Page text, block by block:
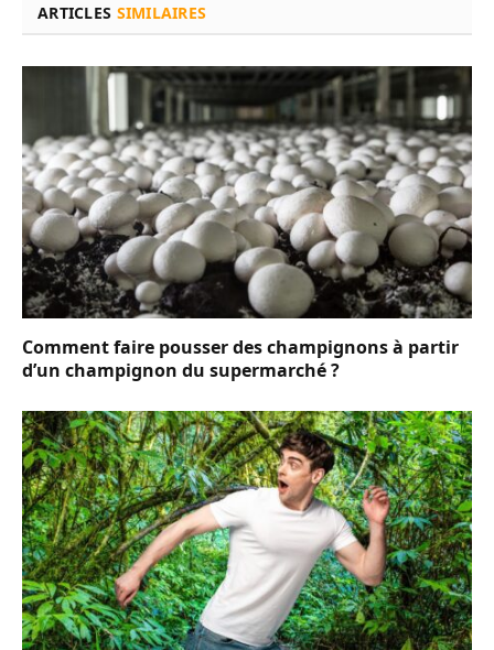
ARTICLES SIMILAIRES
Comment faire pousser des champignons à partir
d’un champignon du supermarché ?